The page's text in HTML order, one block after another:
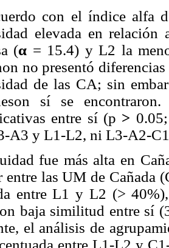
con el índice alfa
elevada en
(α = 15.4) y L2 la
no presentó
de las CA; sin
sí se
entre sí (p >
A3 y L1-L2, ni L3-A2-
fue más alta en
entre las UM de Cañada
entre L1 y L2 (>
baja similitud entre sí
el análisis de